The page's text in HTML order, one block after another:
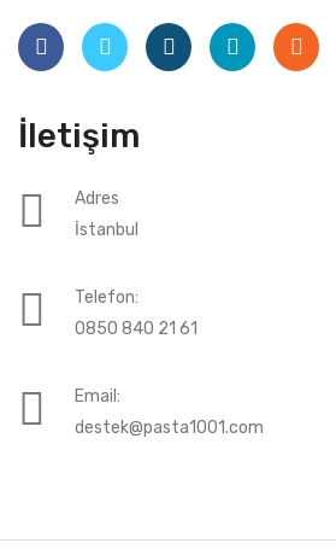
İletişim
Adres
İstanbul
Telefon:
0850 840 21 61
Email:
destek@pasta1001.com